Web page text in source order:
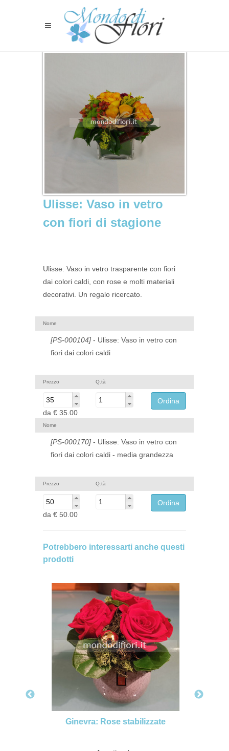
Ulisse: Vaso in vetro
con fiori di stagione
Ulisse: Vaso in vetro trasparente con fiori
dai colori caldi, con rose e molti materiali
decorativi. Un regalo ricercato.
Nome
[PS-000104] - Ulisse: Vaso in vetro con
fiori dai colori caldi
Prezzo Q.tà
da € 35.00
Nome
[PS-000170] - Ulisse: Vaso in vetro con
fiori dai colori caldi - media grandezza
Prezzo Q.tà
da € 50.00
Potrebbero interessarti anche questi
prodotti
Ginevra: Rose stabilizzate